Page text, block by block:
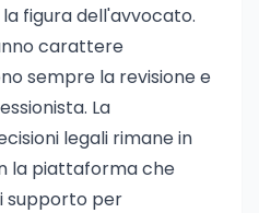
figura dell'avvocato.
carattere
sempre la revisione e
La
legali rimane in
la piattaforma che
supporto per